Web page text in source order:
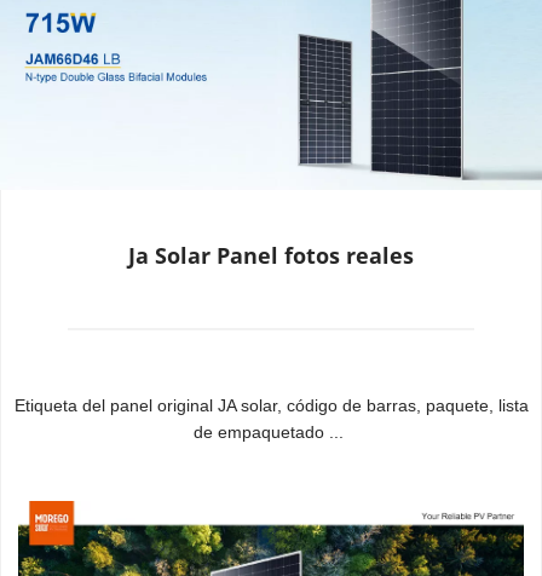
Ja Solar Panel fotos reales
Etiqueta del panel original JA solar, código de barras, paquete, lista
de empaquetado ...